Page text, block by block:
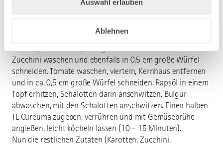
Auswahl erlauben
Ablehnen
abschneiden, bei Seite legen. Kohlrabi schälen und
Schalotte schälen, in feine Würfel schneiden, Karotten
Zucchini waschen und ebenfalls in 0,5 cm große Würfel
schneiden. Tomate waschen, vierteln, Kernhaus entfernen
und in ca. 0,5 cm große Würfel schneiden. Rapsöl in einem
Topf erhitzen, Schalotten darin anschwitzen. Bulgur
abwaschen, mit den Schalotten anschwitzen. Einen halben
TL Curcuma zugeben, verrühren und mit Gemüsebrühe
angießen, leicht köcheln lassen (10 – 15 Minuten).
Nun die restlichen Zutaten (Karotten, Zucchini,